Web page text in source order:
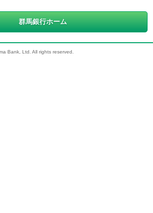
群馬銀行ホーム
Bank, Ltd. All rights reserved.